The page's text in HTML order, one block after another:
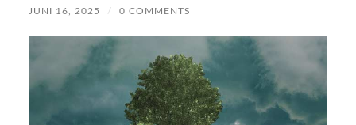
JUNI 16, 2025 / 0 COMMENTS